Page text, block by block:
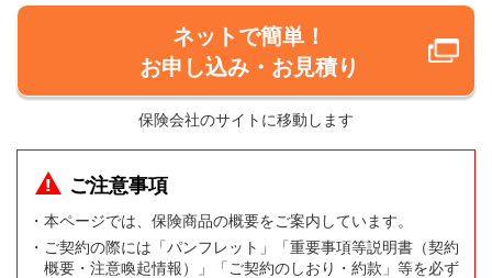
ネットで簡単！
お申し込み・お見積り
保険会社のサイトに移動します
ご注意事項
・本ページでは、保険商品の概要をご案内しています。
・ご契約の際には「パンフレット」「重要事項等説明書（契約
概要・注意喚起情報）」「ご契約のしおり・約款」等を必ず